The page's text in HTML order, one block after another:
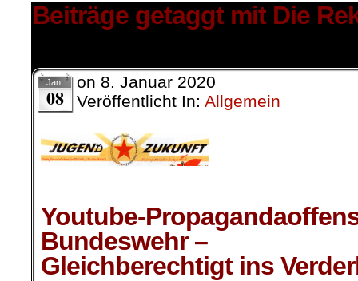
Beiträge getaggt mit Die
Jan.
08
on 8. Januar 2020
Veröffentlicht In: Allgemein
Youtube-
Bundeswehr –
Gleichberechtigt ins